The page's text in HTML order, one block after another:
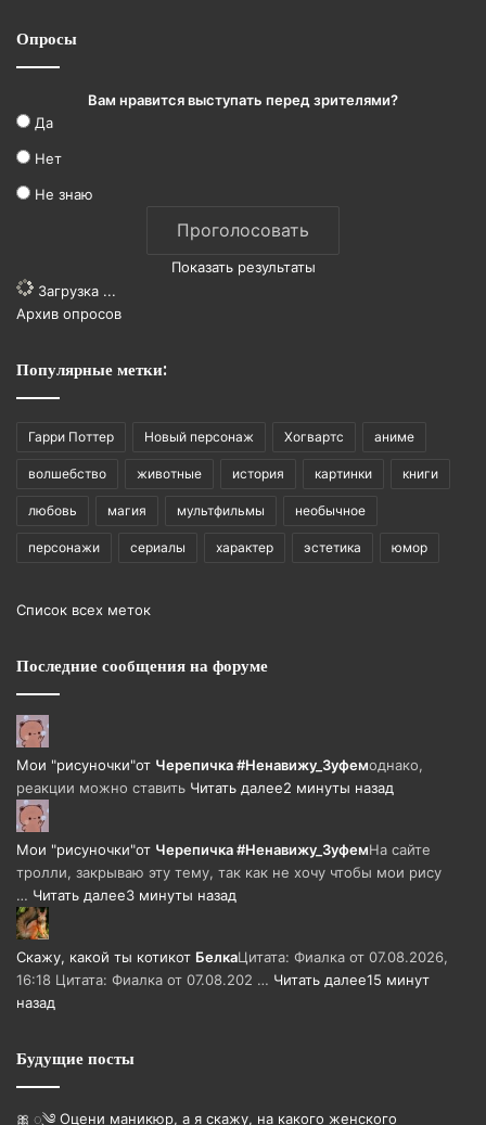
Опросы
Вам нравится выступать перед зрителями?
Да
Нет
Не знаю
Показать результаты
Загрузка ...
Архив опросов
Популярные метки:
Гарри Поттер Новый персонаж Хогвартс аниме
волшебство животные история картинки книги
любовь магия мультфильмы необычное
персонажи сериалы характер эстетика юмор
Список всех меток
Последние сообщения на форуме
Мои "рисуночки"от Черепичка #Ненавижу_Зуфемоднако,
реакции можно ставить Читать далее2 минуты назад
Мои "рисуночки"от Черепичка #Ненавижу_ЗуфемНа сайте
тролли, закрываю эту тему, так как не хочу чтобы мои рису
… Читать далее3 минуты назад
Скажу, какой ты котикот БелкаЦитата: Фиалка от 07.08.2026,
16:18 Цитата: Фиалка от 07.08.202 … Читать далее15 минут
назад
Будущие посты
🎀 ೃ༄ Оцени маникюр, а я скажу, на какого женского